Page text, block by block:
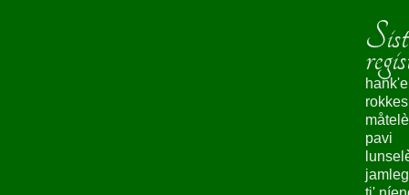
hank'e
pavi